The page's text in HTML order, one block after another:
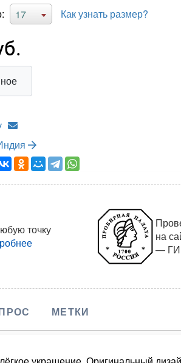
17 Как узнать размер?
точку
на
—
МЕТКИ